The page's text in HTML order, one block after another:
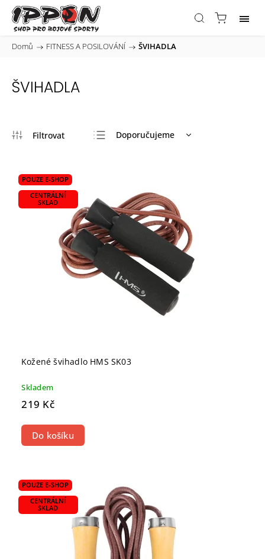
Domů / FITNESS A POSILOVÁNÍ / ŠVIHADLA
ŠVIHADLA
Doporučujeme
Nejprodávanější
Abecedně
POUZE E-SHOP
CENTRÁLNÍ
SKLAD
Kožené švihadlo HMS SK03
Skladem
219 Kč
Do košíku
POUZE E-SHOP
CENTRÁLNÍ
SKLAD